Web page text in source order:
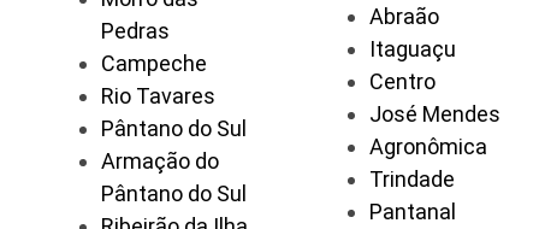
Pedras
Campeche
Rio Tavares
Pântano do Sul
Armação do
Pântano do Sul
Abraão
Itaguaçu
Centro
José Mendes
Agronômica
Trindade
Pantanal